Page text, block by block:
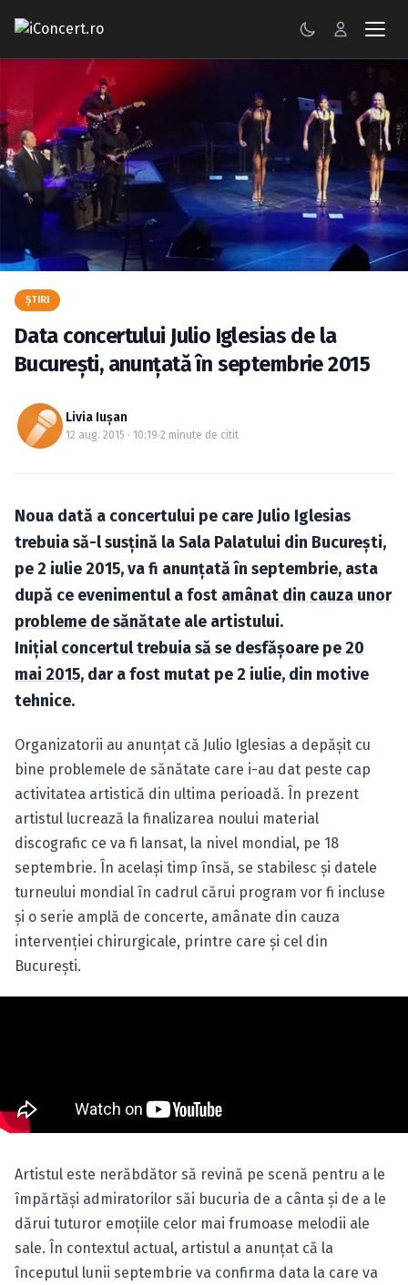
FESTIVALURI
PETRECERI
ŞTIRI
RECENZII
GALERII FOTO
BILETE
Autentificare
Caută în site...
ŞTIRI
Data concertului Julio Iglesias de la
Bucureşti, anunţată în septembrie 2015
Livia Iuşan
12 aug. 2015 · 10:19·2 minute de citit
Noua dată a concertului pe care Julio Iglesias
trebuia să-l susţină la Sala Palatului din Bucureşti,
pe 2 iulie 2015, va fi anunţată în septembrie, asta
după ce evenimentul a fost amânat din cauza unor
probleme de sănătate ale artistului.
Iniţial concertul trebuia să se desfăşoare pe 20
mai 2015, dar a fost mutat pe 2 iulie, din motive
tehnice.
Organizatorii au anunţat că Julio Iglesias a depăşit cu
bine problemele de sănătate care i-au dat peste cap
activitatea artistică din ultima perioadă. În prezent
artistul lucrează la finalizarea noului material
discografic ce va fi lansat, la nivel mondial, pe 18
septembrie. În acelaşi timp însă, se stabilesc şi datele
turneului mondial în cadrul cărui program vor fi incluse
şi o serie amplă de concerte, amânate din cauza
intervenţiei chirurgicale, printre care şi cel din
Bucureşti.
Artistul este nerăbdător să revină pe scenă pentru a le
împărtăşi admiratorilor săi bucuria de a cânta şi de a le
dărui tuturor emoţiile celor mai frumoase melodii ale
sale. În contextul actual, artistul a anunţat că la
începutul lunii septembrie va confirma data la care va